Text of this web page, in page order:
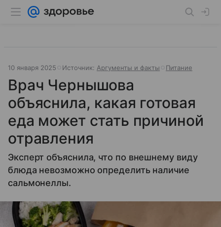
10 января 2025 Источник: Аргументы и факты Питание
Врач Чернышова
объяснила, какая готовая
еда может стать причиной
отравления
Эксперт объяснила, что по внешнему виду
блюда невозможно определить наличие
сальмонеллы.